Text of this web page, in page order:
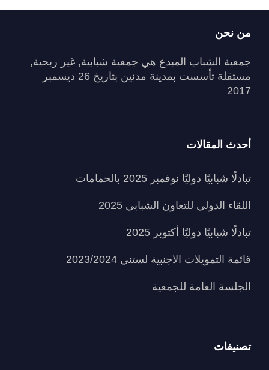
من نحن
جمعية الشباب المبدع هي جمعية شبابية, غير ربحية,
مستقلة تأسست بمدينة مدنين بتاريخ 26 ديسمبر
2017
أحدث المقالات
تبادلًا شبابيًا دوليًا نوفمبر 2025 بالحمامات
اللقاء الدولي للتعاون الشبابي 2025
تبادلًا شبابيًا دوليًا أكتوبر 2025
قائمة التمويلات الاجنبية لستني 2023/2024
الجلسة العامة للجمعية
تصنيفات